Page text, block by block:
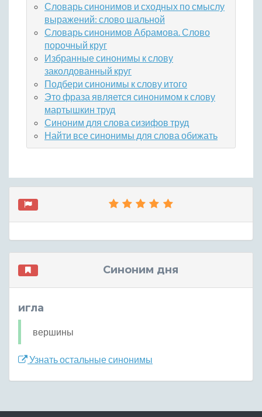
Словарь синонимов и сходных по смыслу
выражений: слово шальной
Словарь синонимов Абрамова. Слово
порочный круг
Избранные синонимы к слову
заколдованный круг
Подбери синонимы к слову итого
Это фраза является синонимом к слову
мартышкин труд
Синоним для слова сизифов труд
Найти все синонимы для слова обижать
Синоним дня
игла
вершины
Узнать остальные синонимы